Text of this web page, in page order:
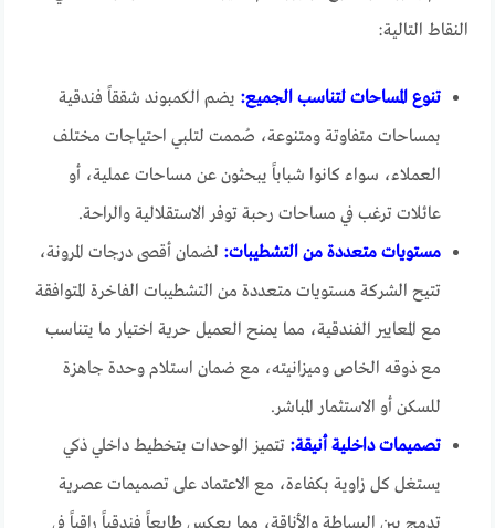
النقاط التالية:
تنوع المساحات لتناسب الجميع: يضم الكمبوند شققاً فندقية
بمساحات متفاوتة ومتنوعة، صُممت لتلبي احتياجات مختلف
العملاء، سواء كانوا شباباً يبحثون عن مساحات عملية، أو
عائلات ترغب في مساحات رحبة توفر الاستقلالية والراحة.
مستويات متعددة من التشطيبات: لضمان أقصى درجات المرونة،
تتيح الشركة مستويات متعددة من التشطيبات الفاخرة المتوافقة
مع المعايير الفندقية، مما يمنح العميل حرية اختيار ما يتناسب
مع ذوقه الخاص وميزانيته، مع ضمان استلام وحدة جاهزة
للسكن أو الاستثمار المباشر.
تصميمات داخلية أنيقة: تتميز الوحدات بتخطيط داخلي ذكي
يستغل كل زاوية بكفاءة، مع الاعتماد على تصميمات عصرية
تدمج بين البساطة والأناقة، مما يعكس طابعاً فندقياً راقياً في